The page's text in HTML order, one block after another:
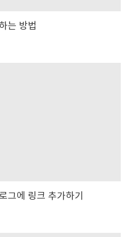
는 방법
그에 링크 추가하기